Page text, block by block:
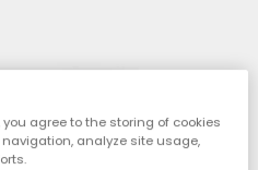
you agree to the storing of cookies
analyze site usage,